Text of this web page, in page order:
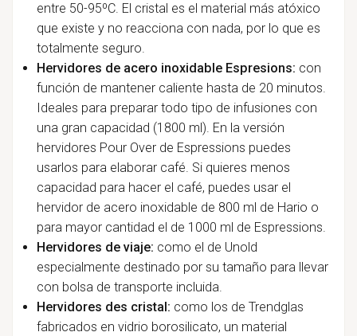
entre 50-95ºC. El cristal es el material más atóxico
que existe y no reacciona con nada, por lo que es
totalmente seguro.
Hervidores de acero inoxidable Espresions: con
función de mantener caliente hasta de 20 minutos.
Ideales para preparar todo tipo de infusiones con
una gran capacidad (1800 ml). En la versión
hervidores Pour Over de Espressions puedes
usarlos para elaborar café. Si quieres menos
capacidad para hacer el café, puedes usar el
hervidor de acero inoxidable de 800 ml de Hario o
para mayor cantidad el de 1000 ml de Espressions.
Hervidores de viaje: como el de Unold
especialmente destinado por su tamaño para llevar
con bolsa de transporte incluida.
Hervidores des cristal: como los de Trendglas
fabricados en vidrio borosilicato, un material